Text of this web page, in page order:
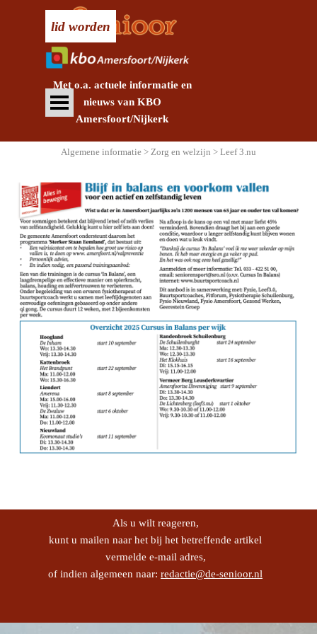
Ga naar de inhoud
lid worden
Met o.a. actuele informatie en
nieuws van KBO
Amersfoort/Nijkerk
Menu overslaan
Algemene informatie > Zorg en welzijn > Leef 3.nu
Als u wilt reageren,
kunt u mailen naar het bij het betreffende artikel
vermelde e-mail adres,
of indien algemeen naar: redactie@de-senioor.nl
Terug naar de inhoud